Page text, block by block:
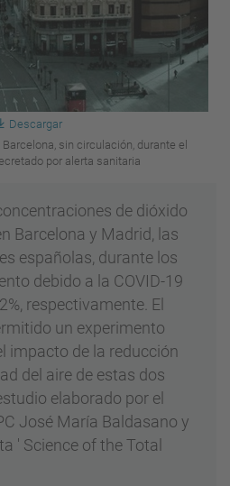
Descargar
sin circulación, durante el
por alerta sanitaria
de dióxido
Barcelona y Madrid, las
españolas, durante los
debido a la COVID-19
respectivamente. El
un experimento
impacto de la reducción
del aire de estas dos
elaborado por el
José María Baldasano y
' Science of the Total